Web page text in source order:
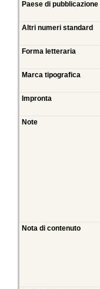
Paese di pubblicazione
Altri numeri standard
Forma letteraria
Marca tipografica
Impronta
Note
Nota di contenuto